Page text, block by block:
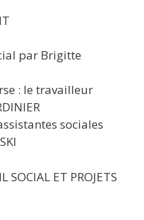
par Brigitte
: le travailleur
sociales
SOCIAL ET PROJETS